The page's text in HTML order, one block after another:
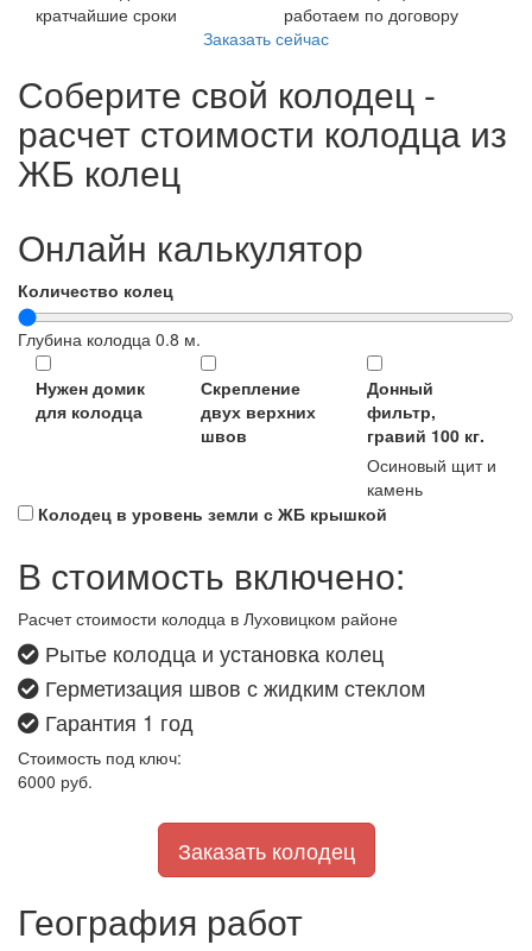
кратчайшие сроки
работаем по договору
Заказать сейчас
Соберите свой колодец -
расчет стоимости колодца из
ЖБ колец
Онлайн калькулятор
Количество колец
Глубина колодца 0.8 м.
Нужен домик
для колодца
Скрепление
двух верхних
швов
Донный
фильтр,
гравий 100 кг.
Осиновый щит и
камень
Колодец в уровень земли с ЖБ крышкой
В стоимость включено:
Расчет стоимости колодца в Луховицком районе
Рытье колодца и установка колец
Герметизация швов с жидким стеклом
Гарантия 1 год
Стоимость под ключ:
6000 руб.
Заказать колодец
География работ